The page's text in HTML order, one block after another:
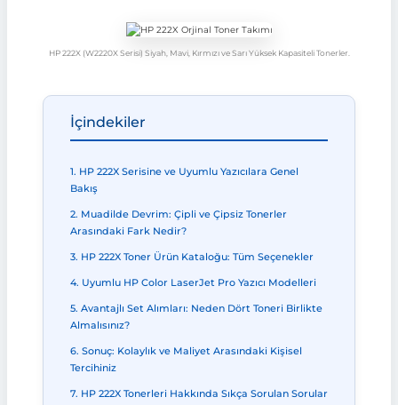
HP 222X (W2220X Serisi) Siyah, Mavi, Kırmızı ve Sarı Yüksek Kapasiteli Tonerler.
İçindekiler
1. HP 222X Serisine ve Uyumlu Yazıcılara Genel
Bakış
2. Muadilde Devrim: Çipli ve Çipsiz Tonerler
Arasındaki Fark Nedir?
3. HP 222X Toner Ürün Kataloğu: Tüm Seçenekler
4. Uyumlu HP Color LaserJet Pro Yazıcı Modelleri
5. Avantajlı Set Alımları: Neden Dört Toneri Birlikte
Almalısınız?
6. Sonuç: Kolaylık ve Maliyet Arasındaki Kişisel
Tercihiniz
7. HP 222X Tonerleri Hakkında Sıkça Sorulan Sorular